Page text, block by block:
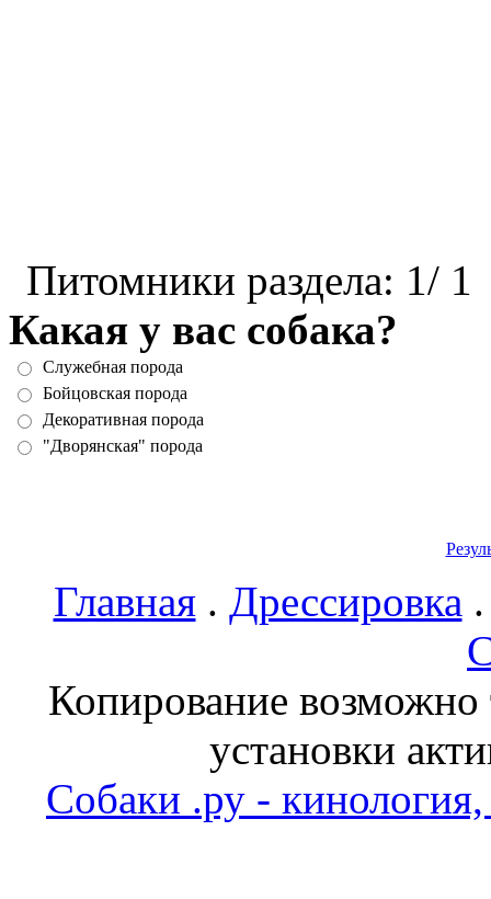
Питомники раздела: 1/
Какая у вас собака?
Служебная порода
Бойцовская порода
Декоративная порода
"Дворянская" порода
Главная. Дрессировка
Копирование возможно
установки
Собаки .ру - кинология,